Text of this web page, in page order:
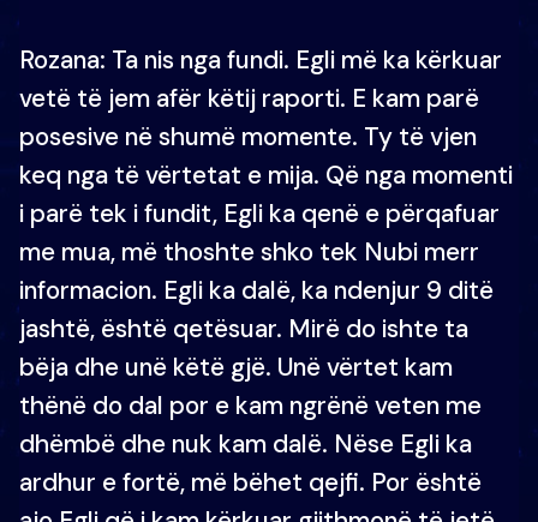
Rozana: Ta nis nga fundi. Egli më ka kërkuar
vetë të jem afër këtij raporti. E kam parë
posesive në shumë momente. Ty të vjen
keq nga të vërtetat e mija. Që nga momenti
i parë tek i fundit, Egli ka qenë e përqafuar
me mua, më thoshte shko tek Nubi merr
informacion. Egli ka dalë, ka ndenjur 9 ditë
jashtë, është qetësuar. Mirë do ishte ta
bëja dhe unë këtë gjë. Unë vërtet kam
thënë do dal por e kam ngrënë veten me
dhëmbë dhe nuk kam dalë. Nëse Egli ka
ardhur e fortë, më bëhet qejfi. Por është